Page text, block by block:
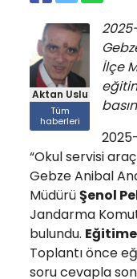
Aktan Uslu
Tüm
haberleri
İlçe
“Okul servisi
Gebze Anibal
MüdürüŞenol
Jandarma
bulundu.
Toplantı önce
soru cevapla